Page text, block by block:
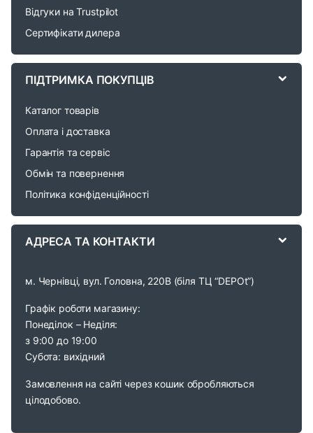
C
Відгуки на Trustpilot
Сертифікати дилера
ПІДТРИМКА ПОКУПЦІВ
Каталог товарів
Оплата і доставка
Гарантія та сервіс
Обмін та повернення
Політика конфіденційності
АДРЕСА ТА КОНТАКТИ
м. Чернівці, вул. Головна, 220В (біля ТЦ “DEPOt”)
Графік роботи магазину:
Понеділок – Неділя:
з 9:00 до 19:00
Субота: вихідний
Замовлення на сайті через кошик обробляються
цілодобово.